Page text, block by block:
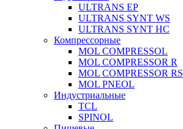
ULTRANS EP
ULTRANS SYNT WS
ULTRANS SYNT HC
Компрессорные
MOL COMPRESSOL
MOL COMPRESSOR R
MOL COMPRESSOR RS
MOL PNEOL
Индустриальные
TCL
SPINOL